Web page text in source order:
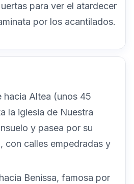
para ver el atardecer
por los acantilados.
hacia Altea (unos 45
la iglesia de Nuestra
y pasea por su
con calles empedradas y
Benissa, famosa por